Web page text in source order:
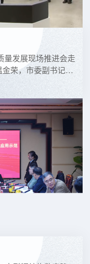
量发展现场推进会走
荣，市委副书记、